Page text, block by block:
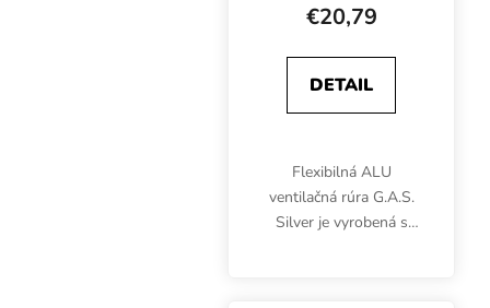
€20,79
DETAIL
Flexibilná ALU
ventilačná rúra G.A.S.
Silver je vyrobená s